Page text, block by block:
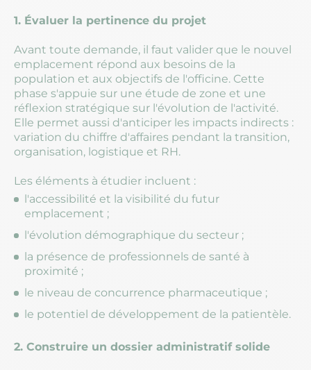
1. Évaluer la pertinence du projet
Avant toute demande, il faut valider que le nouvel
emplacement répond aux besoins de la
population et aux objectifs de l'officine. Cette
phase s'appuie sur une étude de zone et une
réflexion stratégique sur l'évolution de l'activité.
Elle permet aussi d'anticiper les impacts indirects :
variation du chiffre d'affaires pendant la transition,
organisation, logistique et RH.
Les éléments à étudier incluent :
l'accessibilité et la visibilité du futur
emplacement ;
l'évolution démographique du secteur ;
la présence de professionnels de santé à
proximité ;
le niveau de concurrence pharmaceutique ;
le potentiel de développement de la patientèle.
2. Construire un dossier administratif solide